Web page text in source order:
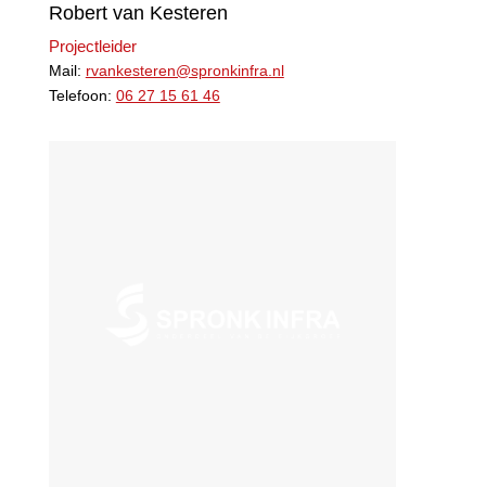
Robert van Kesteren
Projectleider
Mail: rvankesteren@spronkinfra.nl
Telefoon: 06 27 15 61 46